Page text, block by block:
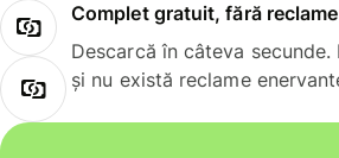
Complet gratuit, fără reclame
Descarcă în câteva
și nu există reclame